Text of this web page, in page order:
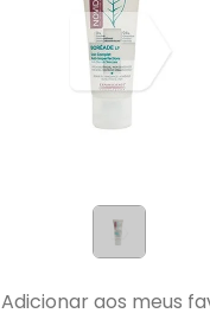
Adicionar aos meus